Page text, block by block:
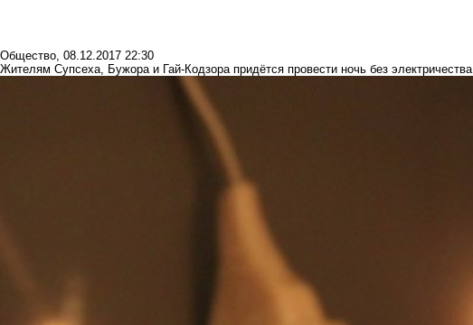
Общество, 08.12.2017 22:30
Жителям Супсеха, Бужора и Гай-Кодзора придётся провести ночь без электричества